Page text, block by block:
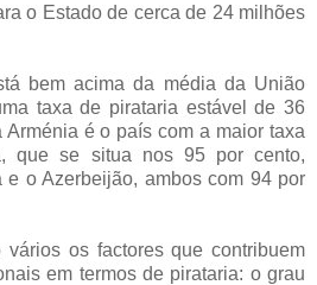
o Estado de cerca de 24 milhões
bem acima da média da União
taxa de pirataria estável de 36
Arménia é o país com a maior taxa
que se situa nos 95 por cento,
e o Azerbeijão, ambos com 94 por
os factores que contribuem
em termos de pirataria: o grau